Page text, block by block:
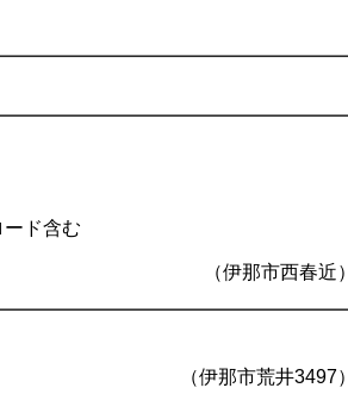
ド含む
（伊那市西春近）
（伊那市荒井3497）